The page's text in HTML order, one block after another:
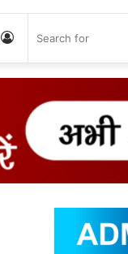
Log